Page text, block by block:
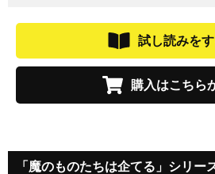
試し読みを
購入はこちら
「魔のものたちは企てる」シリー